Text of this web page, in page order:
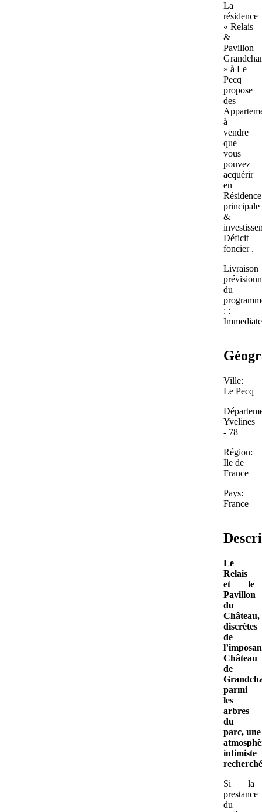
La
résidence
« Relais
&
Pavillon
» à Le
Pecq
propose
des
à
vendre
que
vous
pouvez
acquérir
en
Résidence
principale
&
Déficit
foncier .
Livraison
du
: :
Ville:
Le Pecq
Yvelines
- 78
Région:
Ile de
France
Pays:
France
Le
Relais
et le
Pavillon
du
Château,
discrètes
de
Château
de
parmi
les
arbres
du
parc, une
intimiste
Si la
prestance
du